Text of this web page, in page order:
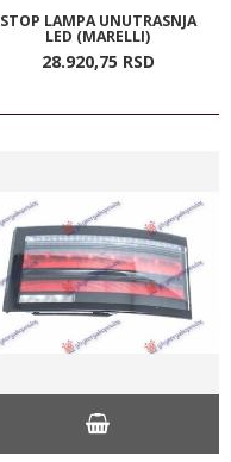
STOP LAMPA UNUTRASNJA
LED (MARELLI)
28.920,75 RSD